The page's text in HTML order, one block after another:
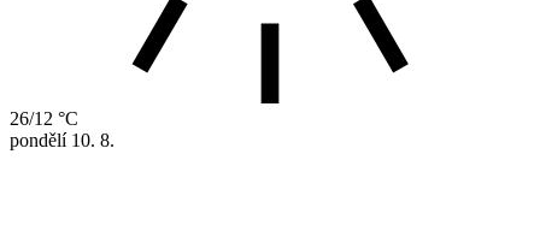
26/12 °C
pondělí 10. 8.